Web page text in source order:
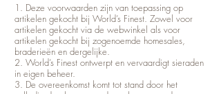
1. Deze voorwaarden zijn van toepassing op
artikelen gekocht bij World’s Finest. Zowel voor
artikelen gekocht via de webwinkel als voor
artikelen gekocht bij zogenoemde homesales,
braderieën en dergelijke.
2. World’s Finest ontwerpt en vervaardigt sieraden
in eigen beheer.
3. De overeenkomst komt tot stand door het